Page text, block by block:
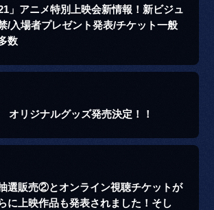
」アニメ特別上映会新情報！新ビジュ
/入場者プレゼント発表/チケット一般
数
オリジナルグッズ発売決定！！
選販売②とオンライン視聴チケットが
に上映作品も発表されました！そし